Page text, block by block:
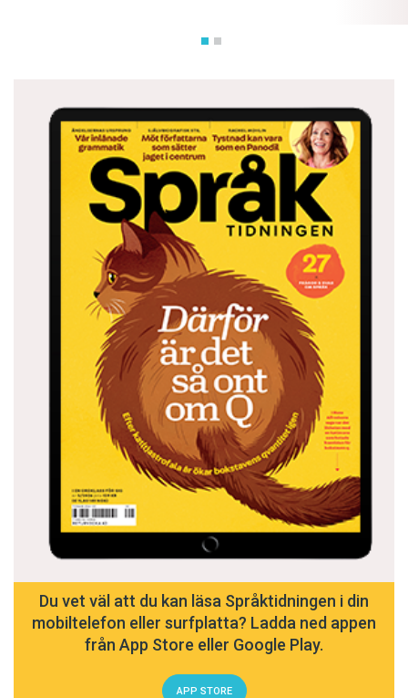
Du vet väl att du kan läsa Språktidningen i din
mobiltelefon eller surfplatta? Ladda ned appen
från App Store eller Google Play.
APP STORE